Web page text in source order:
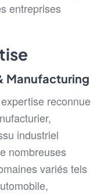
entreprises
Manufacturing
reconnue
industriel
nombreuses
variés tels